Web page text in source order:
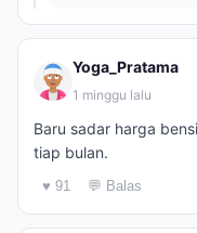
Yoga_Pratama
1 minggu lalu
Baru sadar harga
tiap bulan.
♥ 91 💬 Balas